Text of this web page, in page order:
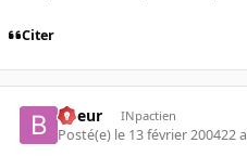
Citer
boeur INpactien
Posté(e) le 13 février 200422 a